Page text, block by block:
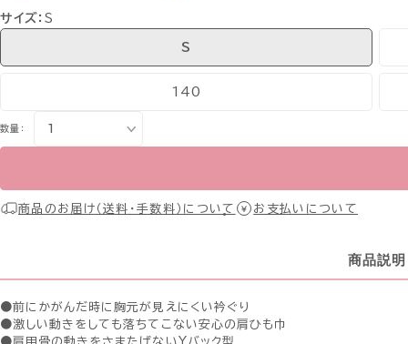
サイズ：S
S
140
数量：
商品のお届け（送料・手数料）について お支払いについて
商品説明
●前にかがんだ時に胸元が見えにくい衿ぐり
●激しい動きをしても落ちてこない安心の肩ひも巾